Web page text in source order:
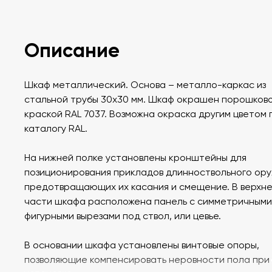
Описание
Шкаф металлический. Основа – металло-каркас из
стальной трубы 30х30 мм. Шкаф окрашен
краской RAL 7037. Возможна окраска другим цветом
каталогу RAL.
На нижней полке установлены кронштейны для
позиционирования прикладов длинноствольного
предотвращающих их касания и смещение. В
части шкафа расположена панель с симметричными
фигурными вырезами под ствол, или цевье.
В основании шкафа установлены винтовые опоры,
позволяющие компенсировать неровности пола при